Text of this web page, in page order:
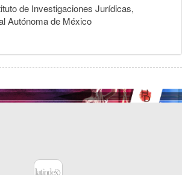
de Investigaciones Jurídicas,
Autónoma de México